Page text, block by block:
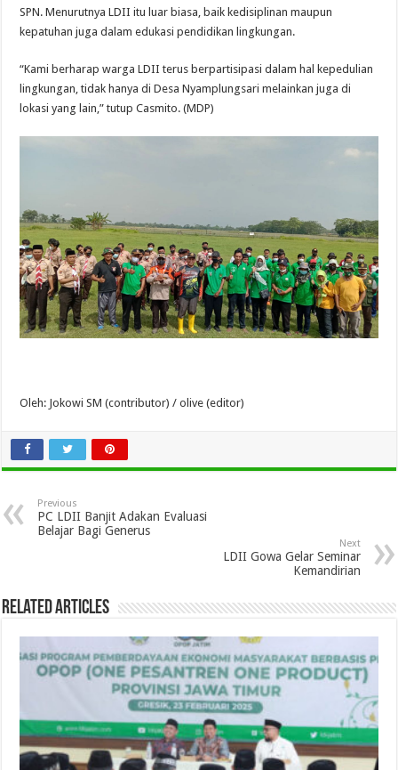
SPN. Menurutnya LDII itu luar biasa, baik kedisiplinan maupun
kepatuhan juga dalam edukasi pendidikan lingkungan.
“Kami berharap warga LDII terus berpartisipasi dalam hal kepedulian
lingkungan, tidak hanya di Desa Nyamplungsari melainkan juga di
lokasi yang lain,” tutup Casmito. (MDP)
Oleh: Jokowi SM (contributor) / olive (editor)
Previous
PC LDII Banjit Adakan Evaluasi
Belajar Bagi Generus
Next
LDII Gowa Gelar Seminar
Kemandirian
Related Articles